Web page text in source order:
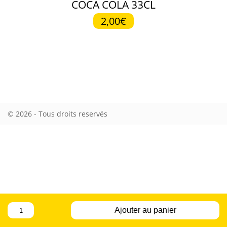
COCA COLA 33CL
2,00€
quantité
de
COCA
Ajouter au panier
© 2026 - Tous droits reservés